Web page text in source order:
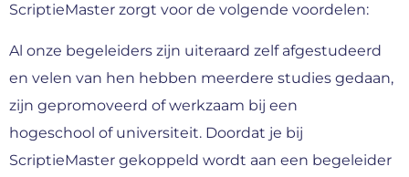
ScriptieMaster zorgt voor de volgende voordelen:
Al onze begeleiders zijn uiteraard zelf afgestudeerd
en velen van hen hebben meerdere studies gedaan,
zijn gepromoveerd of werkzaam bij een
hogeschool of universiteit. Doordat je bij
ScriptieMaster gekoppeld wordt aan een begeleider